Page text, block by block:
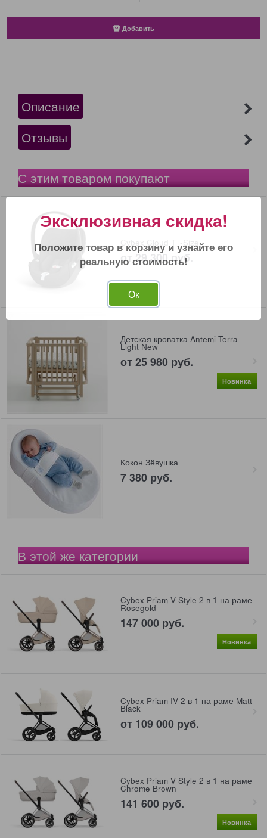
Добавить
Описание
Отзывы
С этим товаром покупают
от29 300 руб.
Детская кроватка Antemi Terra
Light New
от 25 980 руб.
Новинка
Кокон Зёвушка
7 380 руб.
В этой же категории
Cybex Priam V Style 2 в 1 на раме
Rosegold
147 000 руб.
Новинка
Cybex Priam IV 2 в 1 на раме Matt
Black
от 109 000 руб.
Cybex Priam V Style 2 в 1 на раме
Chrome Brown
141 600 руб.
Новинка
Эксклюзивная скидка!
Положите товар в корзину и узнайте его
реальную стоимость!
Ок